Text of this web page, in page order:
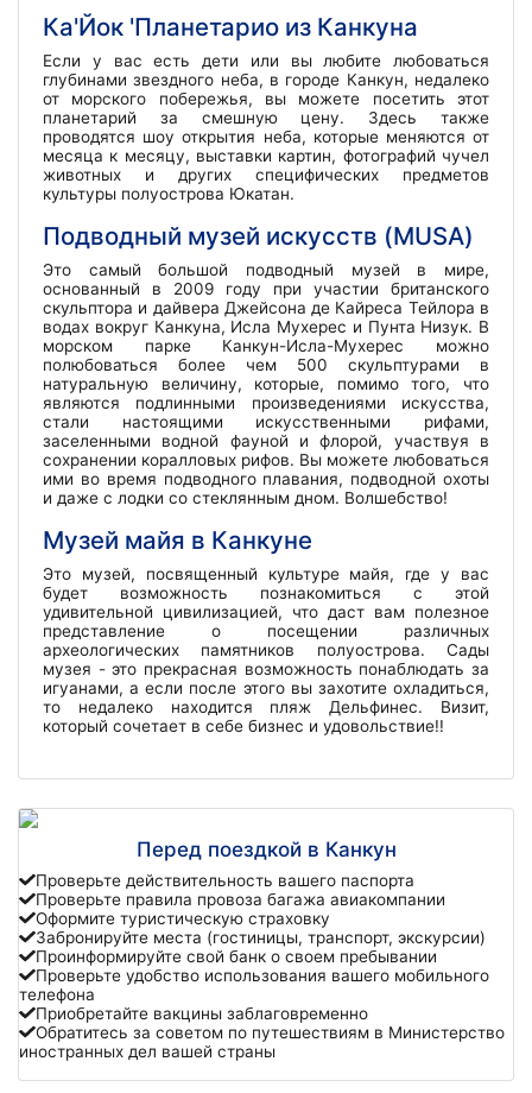
Ка'Йок 'Планетарио из Канкуна
Если у вас есть дети или вы любите любоваться
глубинами звездного неба, в городе Канкун, недалеко
от морского побережья, вы можете посетить этот
планетарий за смешную цену. Здесь также
проводятся шоу открытия неба, которые меняются от
месяца к месяцу, выставки картин, фотографий чучел
животных и других специфических предметов
культуры полуострова Юкатан.
Подводный музей искусств (MUSA)
Это самый большой подводный музей в мире,
основанный в 2009 году при участии британского
скульптора и дайвера Джейсона де Кайреса Тейлора в
водах вокруг Канкуна, Исла Мухерес и Пунта Низук. В
морском парке Канкун-Исла-Мухерес можно
полюбоваться более чем 500 скульптурами в
натуральную величину, которые, помимо того, что
являются подлинными произведениями искусства,
стали настоящими искусственными рифами,
заселенными водной фауной и флорой, участвуя в
сохранении коралловых рифов. Вы можете любоваться
ими во время подводного плавания, подводной охоты
и даже с лодки со стеклянным дном. Волшебство!
Музей майя в Канкуне
Это музей, посвященный культуре майя, где у вас
будет возможность познакомиться с этой
удивительной цивилизацией, что даст вам полезное
представление о посещении различных
археологических памятников полуострова. Сады
музея - это прекрасная возможность понаблюдать за
игуанами, а если после этого вы захотите охладиться,
то недалеко находится пляж Дельфинес. Визит,
который сочетает в себе бизнес и удовольствие!!
Перед поездкой в Канкун
Проверьте действительность вашего паспорта
Проверьте правила провоза багажа авиакомпании
Оформите туристическую страховку
Забронируйте места (гостиницы, транспорт, экскурсии)
Проинформируйте свой банк о своем пребывании
Проверьте удобство использования вашего мобильного
телефона
Приобретайте вакцины заблаговременно
Обратитесь за советом по путешествиям в Министерство
иностранных дел вашей страны